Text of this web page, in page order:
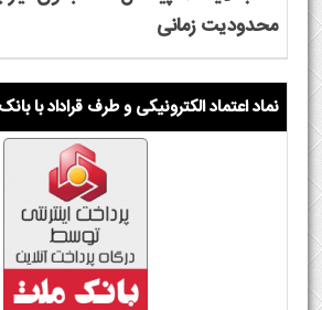
محدودیت زمانی
نماد اعتماد الکترونیکی و طرف قراداد با